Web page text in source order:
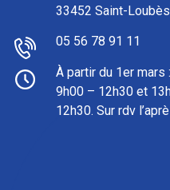
33452 Saint-
05 56 78 91 11
À partir du 1er mars
9h00 – 12h30 et
12h30. Sur rdv